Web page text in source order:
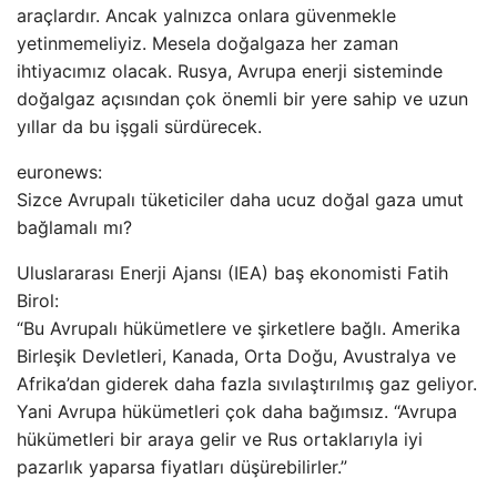
araçlardır. Ancak yalnızca onlara güvenmekle
yetinmemeliyiz. Mesela doğalgaza her zaman
ihtiyacımız olacak. Rusya, Avrupa enerji sisteminde
doğalgaz açısından çok önemli bir yere sahip ve uzun
yıllar da bu işgali sürdürecek.
euronews:
Sizce Avrupalı ​​tüketiciler daha ucuz doğal gaza umut
bağlamalı mı?
Uluslararası Enerji Ajansı (IEA) baş ekonomisti Fatih
Birol:
“Bu Avrupalı ​​hükümetlere ve şirketlere bağlı. Amerika
Birleşik Devletleri, Kanada, Orta Doğu, Avustralya ve
Afrika’dan giderek daha fazla sıvılaştırılmış gaz geliyor.
Yani Avrupa hükümetleri çok daha bağımsız. “Avrupa
hükümetleri bir araya gelir ve Rus ortaklarıyla iyi
pazarlık yaparsa fiyatları düşürebilirler.”